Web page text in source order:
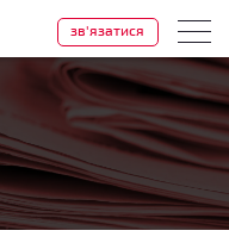
зв'язатися